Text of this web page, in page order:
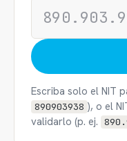
Escriba solo el NIT
890903938 ), o el
validarlo (p. ej.